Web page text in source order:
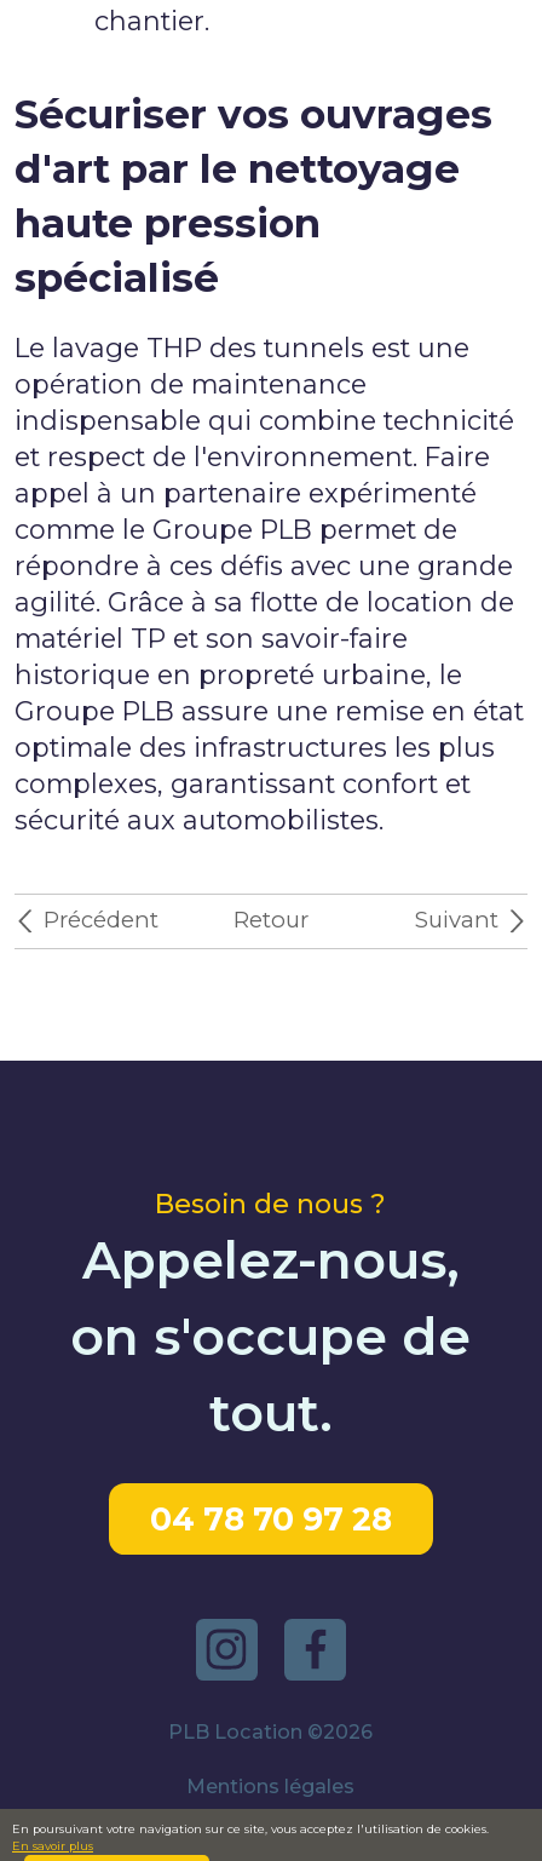
En poursuivant votre navigation sur ce site, vous acceptez l'utilisation de cookies.
En savoir plus
chantier.
Sécuriser vos ouvrages
d'art par le nettoyage
haute pression
spécialisé
Le lavage THP des tunnels est une
opération de maintenance
indispensable qui combine technicité
et respect de l'environnement. Faire
appel à un partenaire expérimenté
comme le Groupe PLB permet de
répondre à ces défis avec une grande
agilité. Grâce à sa flotte de location de
matériel TP et son savoir-faire
historique en propreté urbaine, le
Groupe PLB assure une remise en état
optimale des infrastructures les plus
complexes, garantissant confort et
sécurité aux automobilistes.
Précédent Retour Suivant
Besoin de nous ?
Appelez-nous,
on s'occupe de
tout.
04 78 70 97 28
PLB Location ©2026
Mentions légales
Confidentialité